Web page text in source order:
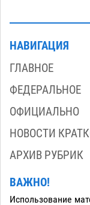
НАВИГАЦИЯ
ГЛАВНОЕ
ФЕДЕРАЛЬНОЕ
ОФИЦИАЛЬНО
НОВОСТИ
АРХИВ РУБРИК
ВАЖНО!
Использование